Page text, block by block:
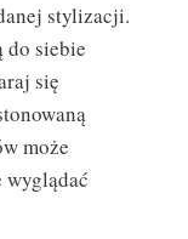
stylizacji.
do siebie
się
może
wyglądać